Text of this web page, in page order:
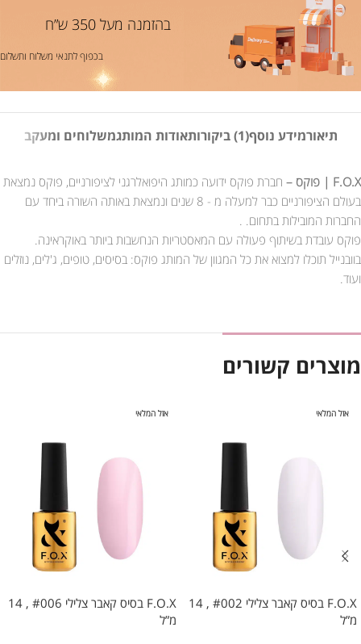
בהזמנה מעל 350 ש”ח
בכפוף לתנאי משלוח ותשלום
תיאורמידע נוסף(1) ביקורות אודות המותגמשלוחים ומעקב
F.O.X | פוקס –
חברת פוקס ידועה כמותג היפואלרגני לציפורניים, פוקס נמצאת
בעולם הציפורניים כבר למעלה מ - 8 שנים ונמצאת באותה השורה ביחד עם
החברות המובילות בתחום. .
פוקס עובדת בשיתוף פעולה עם המאסטריות הנחשבות ביותר באוקראינה.
בוובנייל תוכלו למצוא את כל המגוון של המותג פוקס: בסיסים, טופים, ג'לים, נוזלים
ועוד.
מוצרים קשורים
אזל המלאי
F.O.X בסיס קאבר צלילי #002 , 14
מ”ל
אזל המלאי
F.O.X בסיס קאבר צלילי #006 , 14
מ”ל